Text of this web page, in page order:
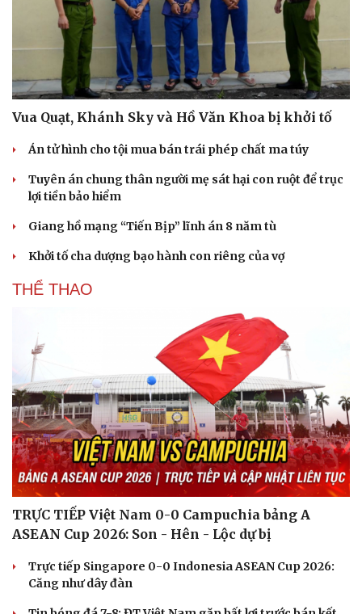
Vua Quạt, Khánh Sky và Hồ Văn Khoa bị khởi tố
Án tử hình cho tội mua bán trái phép chất ma túy
Tuyên án chung thân người mẹ sát hại con ruột để trục
lợi tiền bảo hiểm
Giang hồ mạng “Tiến Bịp” lĩnh án 8 năm tù
Khởi tố cha dượng bạo hành con riêng của vợ
THỂ THAO
TRỰC TIẾP Việt Nam 0-0 Campuchia bảng A
ASEAN Cup 2026: Son - Hên - Lộc dự bị
Trực tiếp Singapore 0-0 Indonesia ASEAN Cup 2026:
Căng như dây đàn